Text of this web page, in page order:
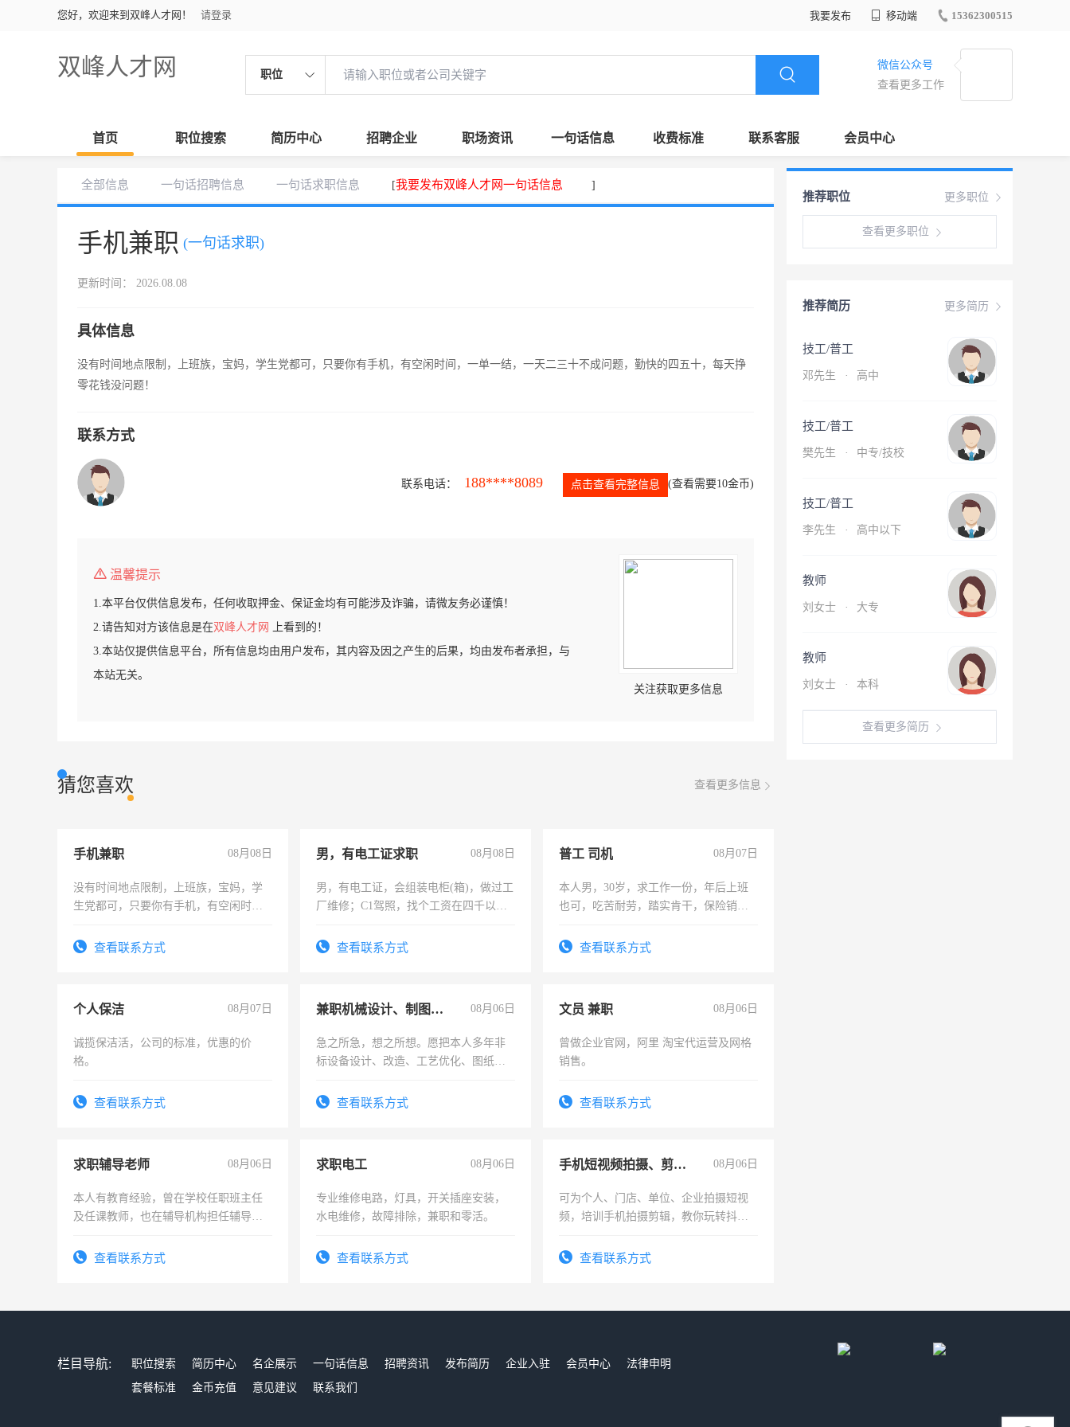
您好，欢迎来到双峰人才网！ 请登录 我要发布 移动端 15362300515
双峰人才网 职位
微信公众号
查看更多工作
首页 职位搜索 简历中心 招聘企业 职场资讯 一句话信息 收费标准 联系客服 会员中心
全部信息 一句话招聘信息 一句话求职信息 [我要发布双峰人才网一句话信息 ]
手机兼职 (一句话求职)
更新时间： 2026.08.08
具体信息
没有时间地点限制，上班族，宝妈，学生党都可，只要你有手机，有空闲时间，一单一结，一天二三十不成问题，勤快的四五十，每天挣
零花钱没问题！
联系方式
联系电话： 188****8089 点击查看完整信息 (查看需要10金币)
温馨提示
1.本平台仅供信息发布，任何收取押金、保证金均有可能涉及诈骗，请微友务必谨慎！
2.请告知对方该信息是在双峰人才网
上看到的！
3.本站仅提供信息平台，所有信息均由用户发布，其内容及因之产生的后果，均由发布者承担，与
本站无关。
关注获取更多信息
猜您喜欢 查看更多信息
手机兼职 08月08日
没有时间地点限制，上班族，宝妈，学
生党都可，只要你有手机，有空闲时
勤快的四五十，每天挣零花钱没问题！
查看联系方式
男，有电工证求职 08月08日
男，有电工证，会组装电柜(箱)，做过工
厂维修；C1驾照，找个工资在四千以
电话查看联系方式
普工 司机 08月07日
本人男，30岁，求工作一份，年后上班
也可，吃苦耐劳，踏实肯干，保险销售
查看联系方式
个人保洁 08月07日
诚揽保洁活，公司的标准，优惠的价
格。
查看联系方式
兼职机械设计、制图、设备改造 08月06日
急之所急，想之所想。愿把本人多年非
标设备设计、改造、工艺优化、图纸制
结识有识之士，共享未来。
查看联系方式
文员 兼职 08月06日
曾做企业官网，阿里 淘宝代运营及网格
销售。
查看联系方式
求职辅导老师 08月06日
本人有教育经验，曾在学校任职班主任
及任课教师，也在辅导机构担任辅导教
查看联系方式
求职电工 08月06日
专业维修电路，灯具，开关插座安装，
水电维修，故障排除，兼职和零活。
查看联系方式
手机短视频拍摄、剪辑、抖音快手 08月06日
可为个人、门店、单位、企业拍摄短视
频，培训手机拍摄剪辑，教你玩转抖音
频，培训手机拍摄剪辑，教你玩转抖
查看联系方式
更多职位
推荐职位
查看更多职位
更多简历
推荐简历
技工/普工
邓先生 · 高中
技工/普工
樊先生 · 中专/技校
技工/普工
李先生 · 高中以下
教师
刘女士 · 大专
教师
刘女士 · 本科
查看更多简历
栏目导航: 职位搜索 简历中心 名企展示 一句话信息 招聘资讯 发布简历 企业入驻 会员中心
法律申明
套餐标准
金币充值 意见建议 联系我们